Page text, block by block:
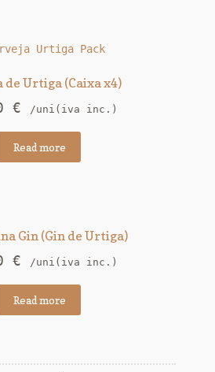
de Urtiga (Caixa x4)
€ /uni(iva inc.)
Read more
Gin (Gin de Urtiga)
€ /uni(iva inc.)
Read more